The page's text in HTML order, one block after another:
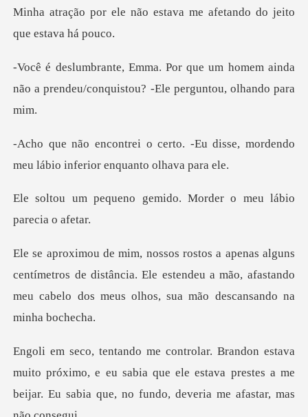
estava me afetando do je
m homem ainda
não a prendeu/conquisto
-Eu disse, mordendo
meu lábio inf
gemido. Morder o meu l
tímetros de distância. Ele estendeu a mão, afastando
meu c
próximo, e eu sabia que ele estava prestes a me
beijar. Eu